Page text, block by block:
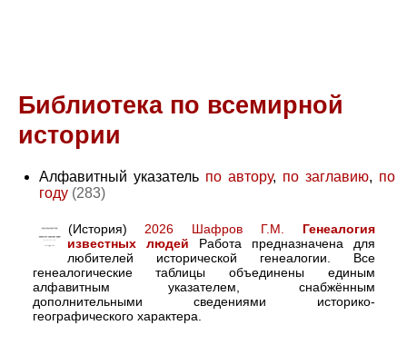
Библиотека по всемирной
истории
Алфавитный указатель по автору, по заглавию, по
году (283)
(История)2026 Шафров Г.М. Генеалогия
известных людей Работа предназначена для
любителей исторической генеалогии. Все
генеалогические таблицы объединены единым
алфавитным указателем, снабжённым
дополнительными сведениями историко-
географического характера.